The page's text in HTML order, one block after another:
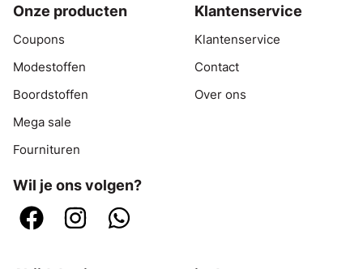
Onze producten
Coupons
Modestoffen
Boordstoffen
Mega sale
Fournituren
Klantenservice
Klantenservice
Contact
Over ons
Wil je ons volgen?